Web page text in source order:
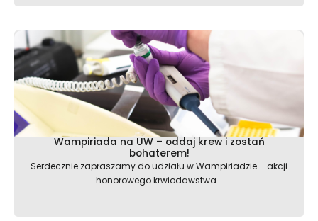
Wampiriada na UW – oddaj krew i zostań
bohaterem!
Serdecznie zapraszamy do udziału w Wampiriadzie – akcji
honorowego krwiodawstwa...